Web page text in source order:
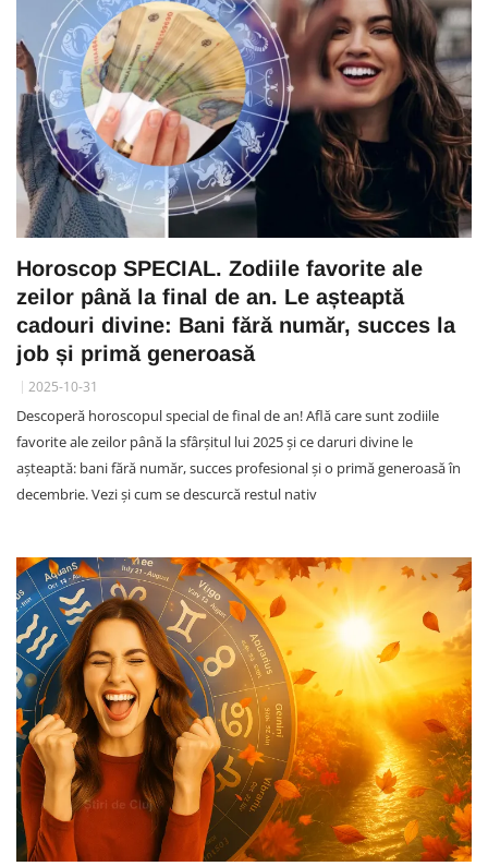
Horoscop SPECIAL. Zodiile favorite ale
zeilor până la final de an. Le așteaptă
cadouri divine: Bani fără număr, succes la
job și primă generoasă
2025-10-31
Descoperă horoscopul special de final de an! Află care sunt zodiile
favorite ale zeilor până la sfârșitul lui 2025 și ce daruri divine le
așteaptă: bani fără număr, succes profesional și o primă generoasă în
decembrie. Vezi și cum se descurcă restul nativ